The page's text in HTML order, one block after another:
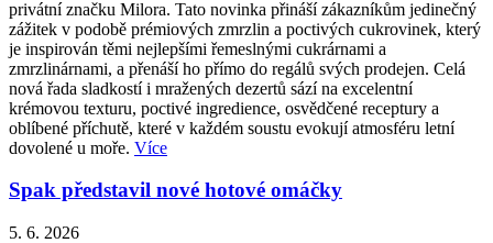
privátní značku Milora. Tato novinka přináší zákazníkům jedinečný
zážitek v podobě prémiových zmrzlin a poctivých cukrovinek, který
je inspirován těmi nejlepšími řemeslnými cukrárnami a
zmrzlinárnami, a přenáší ho přímo do regálů svých prodejen. Celá
nová řada sladkostí i mražených dezertů sází na excelentní
krémovou texturu, poctivé ingredience, osvědčené receptury a
oblíbené příchutě, které v každém soustu evokují atmosféru letní
dovolené u moře. Více
Spak představil nové hotové omáčky
5. 6. 2026